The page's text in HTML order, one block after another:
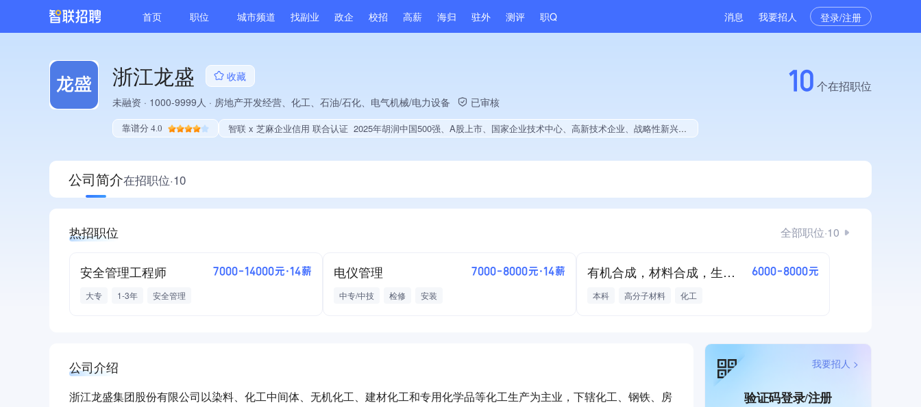
首页 职位 城市频道 找副业 政企 校招 高薪 海归 驻外 测评 职Q 消息 我要招人 登录/注册
浙江龙盛
收藏
未融资 · 1000-9999人 · 房地产开发经营、化工、石油/石化、电气机械/电力设备 已审核
靠谱分 4.0 智联 x 芝麻企业信用 联合认证 2025年胡润中国500强、A股上市、国家企业技术中心、高新技术企业、战略性新兴领域创新能力、绝对控股28家公司、薪资水平全省同行前50%、旗下品牌同行前5%、A级纳税人、守合同重信用企业、多产业布局、拥有节能环保技术、拥有自主品牌、拥有高价值专利、专利授权量同领域前50、技术布局行业领先、拥有绿色低碳技术、经营年限全国同行前5%、集团核心成员、权威管理体系认证、发债企业、大学生就业贡献、拥有绿色资质、拥有工艺创新能力、拥有著作权
10 个在招职位
公司简介在招职位·10
热招职位 全部职位·10
安全管理工程师 7000-14000元·14薪
大专 1-3年 安全管理
电仪管理 7000-8000元·14薪
中专/中技 检修 安装
有机合成，材料合成，生物基材料开发，生物合成技术，高分子材料加工助剂、添加剂，新能源材料，材料应用性能检测 6000-8000元
本科 高分子材料 化工
公司介绍
浙江龙盛集团股份有限公司以染料、化工中间体、无机化工、建材化工和专用化学品等化工生产为主业，下辖化工、钢铁、房
验证码登录/注册
我要招人 >